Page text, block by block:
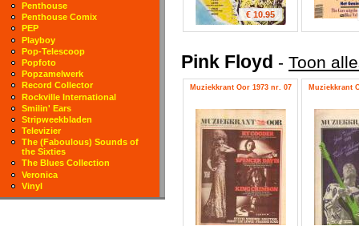
€ 10.95
Pink Floyd - Toon
Muziekkrant Oor 1973 nr. 07 Muziekkrant
Penthouse
Penthouse Comix
PEP
Playboy
Pop-Telescoop
Popfoto
Popzamelwerk
Record Collector
Rockville International
Smilin' Ears
Stripweekbladen
Televizier
The (Faboulous) Sounds of
the Sixties
The Blues Collection
Veronica
Vinyl